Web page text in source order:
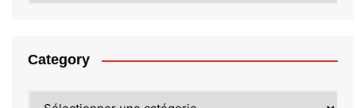
Category